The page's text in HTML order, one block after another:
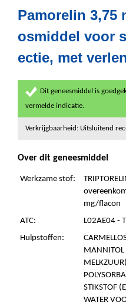
Pamorelin 3,75
osmiddel voor
ectie, met
Dit geneesmiddel is
vermelde indicatie.
Verkrijgbaarheid: Uitsluitend
Over dit geneesmiddel
Werkzame stof:
mg/flacon
ATC:
L02AE04 -
Hulpstoffen:
STIKSTOF
WATER